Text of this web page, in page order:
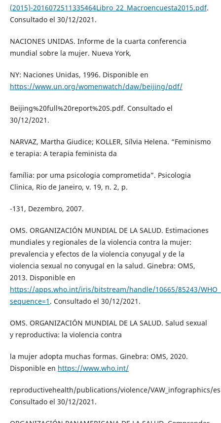
(2015)-2016072511335464Libro_22_Macroencuesta2015.pdf.
Consultado el 30/12/2021.
NACIONES UNIDAS. Informe de la cuarta conferencia
mundial sobre la mujer. Nueva York,
NY: Naciones Unidas, 1996. Disponible en
https://www.un.org/womenwatch/daw/beijing/pdf/
Beijing%20full%20report%20S.pdf. Consultado el
30/12/2021.
NARVAZ, Martha Giudice; KOLLER, Sílvia Helena. “Feminismo
e terapia: A terapia feminista da
família: por uma psicologia comprometida”. Psicologia
Clinica, Rio de Janeiro, v. 19, n. 2, p.
-131, Dezembro, 2007.
OMS. ORGANIZACIÓN MUNDIAL DE LA SALUD. Estimaciones
mundiales y regionales de la violencia contra la mujer:
prevalencia y efectos de la violencia conyugal y de la
violencia sexual no conyugal en la salud. Ginebra: OMS,
2013. Disponible en
https://apps.who.int/iris/bitstream/handle/10665/85243/
sequence=1 . Consultado el 30/12/2021.
OMS. ORGANIZACIÓN MUNDIAL DE LA SALUD. Salud sexual
y reproductiva: la violencia contra
la mujer adopta muchas formas. Ginebra: OMS, 2020.
Disponible en https://www.who.int/
reproductivehealth/publications/violence/VAW_infographics/
Consultado el 30/12/2021.